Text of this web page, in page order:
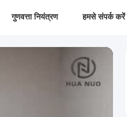
गुणवत्ता नियंत्रण हमसे संपर्क करें